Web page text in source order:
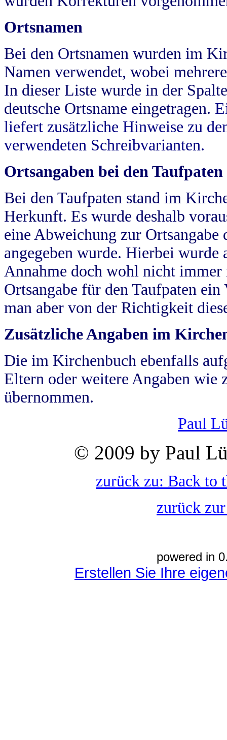
Ortsnamen
Bei den Ortsnamen wurden im
Namen verwendet, wobei
In dieser Liste wurde in der
deutsche Ortsname eingetragen.
liefert zusätzliche Hinweise zu
verwendeten Schreibvarianten.
Ortsangaben bei den Taufpaten
Bei den Taufpaten stand im
Herkunft. Es wurde deshalb
eine Abweichung zur
angegeben wurde. Hierbei wurde
Annahme doch wohl nicht
Ortsangabe für den Taufpaten
man aber von der Richtigkeit
Zusätzliche Angaben im
Die im Kirchenbuch ebenfalls
Eltern oder weitere Angaben wie
übernommen.
Paul
© 2009 by Paul
zurück zu: Back to
zurück
powered in
Erstellen Sie Ihre